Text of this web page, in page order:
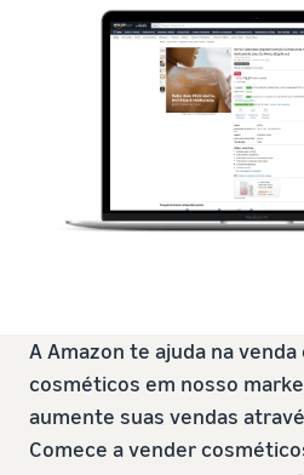
A Amazon te ajuda na
cosméticos em nosso
aumente suas vendas
Comece a vender